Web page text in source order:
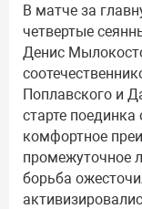
В матче за
четвертые
Денис
Поплавского и
старте
комфортное
промежуточное
борьба